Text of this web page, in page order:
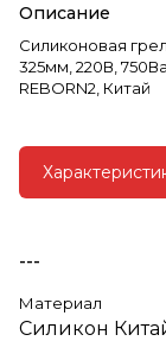
Описание
Силиконовая
325мм, 220В,
REBORN2, Китай
---
Материал
Силикон